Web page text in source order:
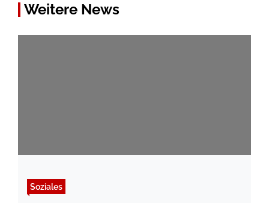
Weitere News
Soziales